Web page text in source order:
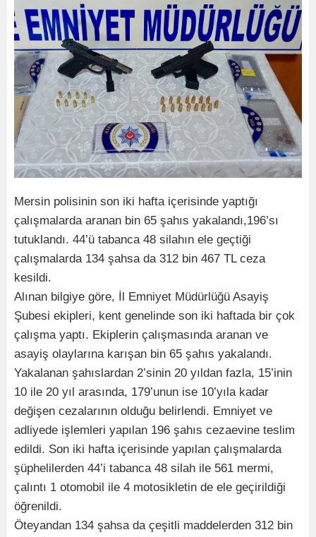
Mersin polisinin son iki hafta içerisinde yaptığı
çalışmalarda aranan bin 65 şahıs yakalandı,196’sı
tutuklandı. 44’ü tabanca 48 silahın ele geçtiği
çalışmalarda 134 şahsa da 312 bin 467 TL ceza
kesildi.
Alınan bilgiye göre, İl Emniyet Müdürlüğü Asayiş
Şubesi ekipleri, kent genelinde son iki haftada bir çok
çalışma yaptı. Ekiplerin çalışmasında aranan ve
asayiş olaylarına karışan bin 65 şahıs yakalandı.
Yakalanan şahıslardan 2’sinin 20 yıldan fazla, 15’inin
10 ile 20 yıl arasında, 179’unun ise 10’yıla kadar
değişen cezalarının olduğu belirlendi. Emniyet ve
adliyede işlemleri yapılan 196 şahıs cezaevine teslim
edildi. Son iki hafta içerisinde yapılan çalışmalarda
şüphelilerden 44’i tabanca 48 silah ile 561 mermi,
çalıntı 1 otomobil ile 4 motosikletin de ele geçirildiği
öğrenildi.
Öteyandan 134 şahsa da çeşitli maddelerden 312 bin